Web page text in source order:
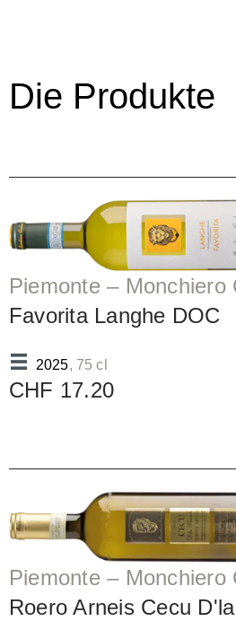
Die Produkte
Piemonte – Monchiero
Favorita Langhe DOC
2025, 75 cl
CHF 17.20
Piemonte – Monchiero
Roero Arneis Cecu